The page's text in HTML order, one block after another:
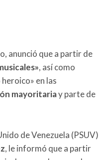
anunció que a partir de
, así como
en las
mayoritariay parte de
de Venezuela (PSUV)
, le informó que a partir